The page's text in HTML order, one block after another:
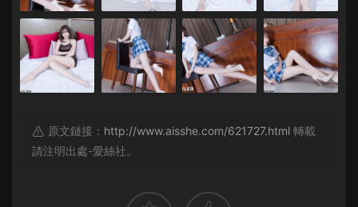
原文鏈接： http://www.aisshe.com/621727.html 轉載
請注明出處-愛絲社。